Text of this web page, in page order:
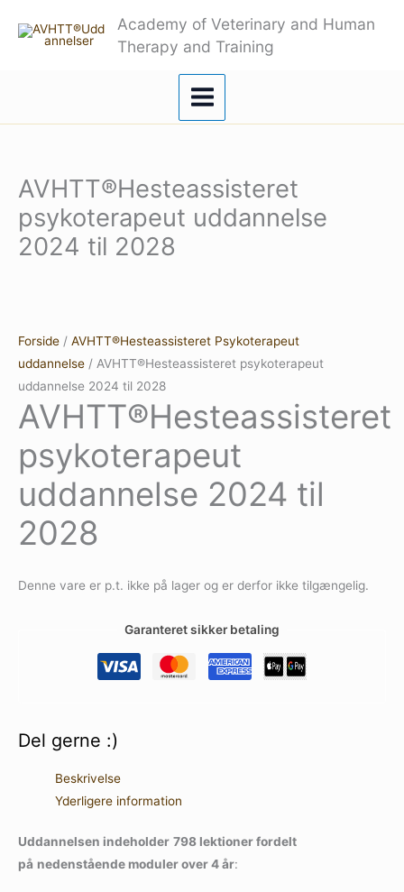
Academy of Veterinary and Human
Therapy and Training
AVHTT®Hesteassisteret
psykoterapeut uddannelse
2024 til 2028
Forside / AVHTT®Hesteassisteret Psykoterapeut
uddannelse / AVHTT®Hesteassisteret psykoterapeut
uddannelse 2024 til 2028
AVHTT®Hesteassisteret
psykoterapeut
uddannelse 2024 til
2028
Denne vare er p.t. ikke på lager og er derfor ikke tilgængelig.
Garanteret sikker betaling
Del gerne :)
Beskrivelse
Yderligere information
Uddannelsen indeholder 798 lektioner fordelt
på nedenstående moduler over 4 år: